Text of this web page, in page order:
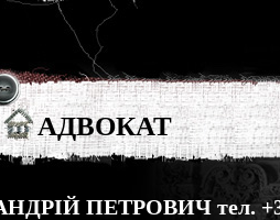
АДВОКАТ
ПЕТРОВИЧ тел.